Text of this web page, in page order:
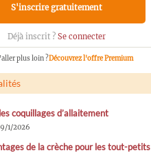
S'inscrire gratuitement
Déjà inscrit ? Se connecter
plus loin ?Découvrez l'offre Premium
coquillages d’allaitement
1/2026
de la crèche pour les tout-petits